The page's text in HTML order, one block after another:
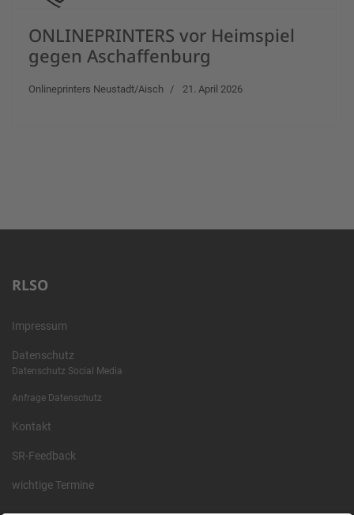
ONLINEPRINTERS vor Heimspiel
gegen Aschaffenburg
Onlineprinters Neustadt/Aisch 21. April 2026
RLSO
Impressum
Datenschutz
Datenschutz Social Media
Anfrage Datenschutz
Kontakt
SR-Feedback
wichtige Termine